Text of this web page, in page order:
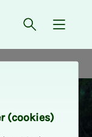
Åpne søk
{
(cookies)